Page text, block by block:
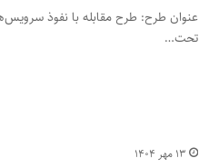
تحت…
۱۳ مهر ۱۴۰۴